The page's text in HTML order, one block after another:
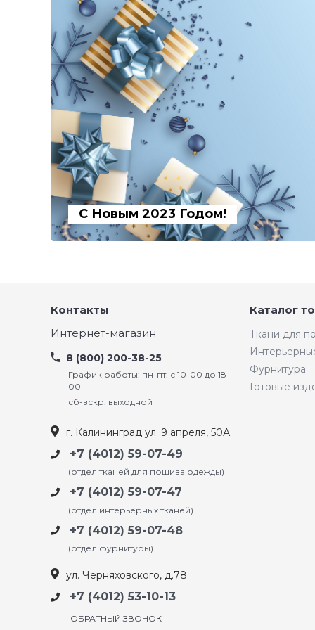
С Новым 2023 Годом!
Контакты
Интернет-магазин
8 (800) 200-38-25
График работы: пн-пт: с 10-00 до 18-
00
сб-вскр: выходной
г. Калининград ул. 9 апреля, 50А
+7 (4012) 59-07-49
(отдел тканей для пошива одежды)
+7 (4012) 59-07-47
(отдел интерьерных тканей)
+7 (4012) 59-07-48
(отдел фурнитуры)
ул. Черняховского, д.78
+7 (4012) 53-10-13
ОБРАТНЫЙ ЗВОНОК
Каталог
Ткани для
Фурнитура
Готовые